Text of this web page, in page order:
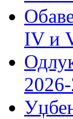
IV и